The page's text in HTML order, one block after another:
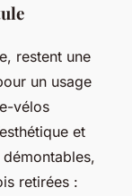
restent une
un usage
vélos
et
retirées :